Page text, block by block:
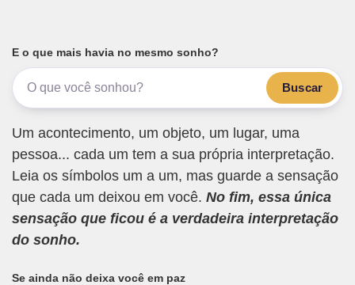
E o que mais havia no mesmo sonho?
Buscar
Um acontecimento, um objeto, um lugar, uma
pessoa... cada um tem a sua própria interpretação.
Leia os símbolos um a um, mas guarde a sensação
que cada um deixou em você. No fim, essa única
sensação que ficou é a verdadeira interpretação
do sonho.
Se ainda não deixa você em paz